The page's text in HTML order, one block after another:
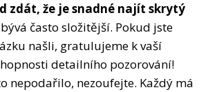
zdát, že je snadné najít skrytý
často složitější. Pokud jste
našli, gratulujeme k vaší
detailního pozorování!
nepodařilo, nezoufejte. Každý má